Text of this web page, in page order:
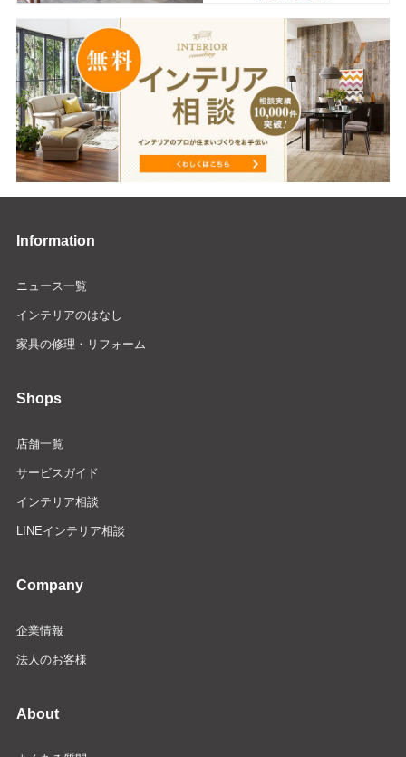
Information
ニュース一覧
インテリアのはなし
家具の修理・リフォーム
Shops
店舗一覧
サービスガイド
インテリア相談
LINEインテリア相談
Company
企業情報
法人のお客様
About